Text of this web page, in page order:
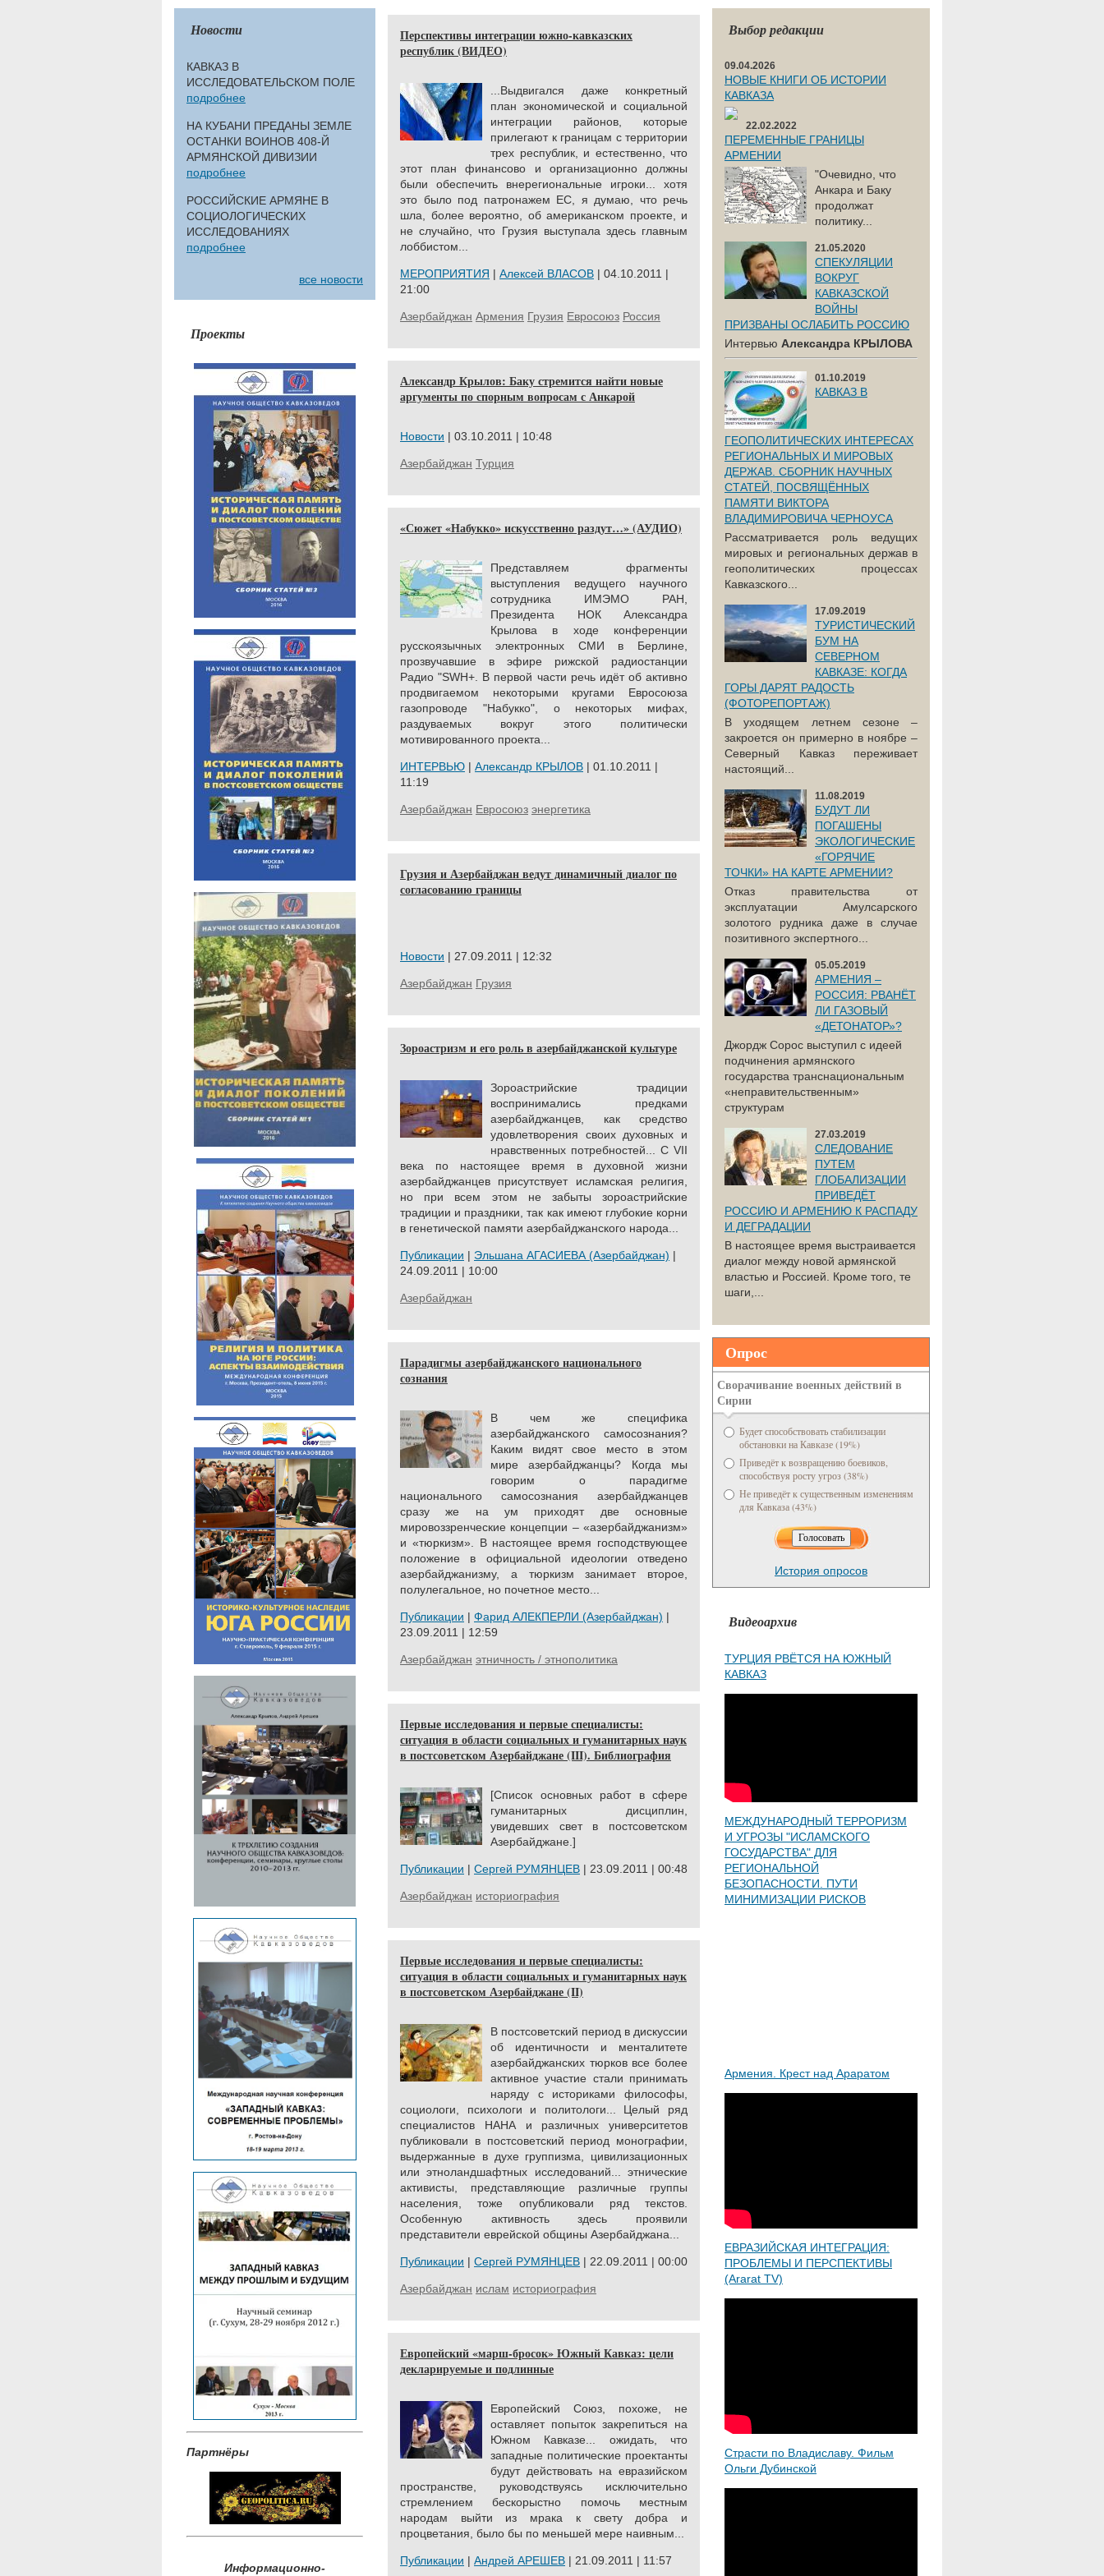
Новости
КАВКАЗ В
ИССЛЕДОВАТЕЛЬСКОМ ПОЛЕ
подробнее
НА КУБАНИ ПРЕДАНЫ ЗЕМЛЕ
ОСТАНКИ ВОИНОВ 408-Й
АРМЯНСКОЙ ДИВИЗИИ
подробнее
РОССИЙСКИЕ АРМЯНЕ В
СОЦИОЛОГИЧЕСКИХ
ИССЛЕДОВАНИЯХ
подробнее
все новости
Проекты
Партнёры
Информационно-
Перспективы интеграции южно-кавказских
республик (ВИДЕО)
...Выдвигался даже конкретный
план экономической и социальной
интеграции районов, которые
прилегают к границам с территории
трех республик, и естественно, что
этот план финансово и организационно должны
были обеспечить внерегиональные игроки... хотя
это было под патронажем ЕС, я думаю, что речь
шла, более вероятно, об американском проекте, и
не случайно, что Грузия выступала здесь главным
лоббистом...
МЕРОПРИЯТИЯ | Алексей ВЛАСОВ | 04.10.2011 |
21:00
Азербайджан Армения Грузия Евросоюз Россия
Александр Крылов: Баку стремится найти новые
аргументы по спорным вопросам с Анкарой
Новости | 03.10.2011 | 10:48
Азербайджан Турция
«Сюжет «Набукко» искусственно раздут…» (АУДИО)
Представляем фрагменты
выступления ведущего научного
сотрудника ИМЭМО РАН,
Президента НОК Александра
Крылова в ходе конференции
русскоязычных электронных СМИ в Берлине,
прозвучавшие в эфире рижской радиостанции
Радио "SWH+. В первой части речь идёт об активно
продвигаемом некоторыми кругами Евросоюза
газопроводе "Набукко", о некоторых мифах,
раздуваемых вокруг этого политически
мотивированного проекта...
ИНТЕРВЬЮ | Александр КРЫЛОВ | 01.10.2011 |
11:19
Азербайджан Евросоюз энергетика
Грузия и Азербайджан ведут динамичный диалог по
согласованию границы
Новости | 27.09.2011 | 12:32
Азербайджан Грузия
Зороастризм и его роль в азербайджанской культуре
Зороастрийские традиции
воспринимались предками
азербайджанцев, как средство
удовлетворения своих духовных и
нравственных потребностей... С VII
века по настоящее время в духовной жизни
азербайджанцев присутствует исламская религия,
но при всем этом не забыты зороастрийские
традиции и праздники, так как имеют глубокие корни
в генетической памяти азербайджанского народа...
Публикации | Эльшана АГАСИЕВА (Азербайджан) |
24.09.2011 | 10:00
Азербайджан
Парадигмы азербайджанского национального
сознания
В чем же специфика
азербайджанского самосознания?
Каким видят свое место в этом
мире азербайджанцы? Когда мы
говорим о парадигме
национального самосознания азербайджанцев
сразу же на ум приходят две основные
мировоззренческие концепции – «азербайджанизм»
и «тюркизм». В настоящее время господствующее
положение в официальной идеологии отведено
азербайджанизму, а тюркизм занимает второе,
полулегальное, но почетное место...
Публикации | Фарид АЛЕКПЕРЛИ (Азербайджан) |
23.09.2011 | 12:59
Азербайджан этничность / этнополитика
Первые исследования и первые специалисты:
ситуация в области социальных и гуманитарных наук
в постсоветском Азербайджане (III). Библиография
[Список основных работ в сфере
гуманитарных дисциплин,
увидевших свет в постсоветском
Азербайджане.]
Публикации | Сергей РУМЯНЦЕВ | 23.09.2011 | 00:48
Азербайджан историография
Первые исследования и первые специалисты:
ситуация в области социальных и гуманитарных наук
в постсоветском Азербайджане (II)
В постсоветский период в дискуссии
об идентичности и менталитете
азербайджанских тюрков все более
активное участие стали принимать
наряду с историками философы,
социологи, психологи и политологи... Целый ряд
специалистов НАНА и различных университетов
публиковали в постсоветский период монографии,
выдержанные в духе группизма, цивилизационных
или этноландшафтных исследований... этнические
активисты, представляющие различные группы
населения, тоже опубликовали ряд текстов.
Особенную активность здесь проявили
представители еврейской общины Азербайджана...
Публикации | Сергей РУМЯНЦЕВ | 22.09.2011 | 00:00
Азербайджан ислам историография
Европейский «марш-бросок» Южный Кавказ: цели
декларируемые и подлинные
Европейский Союз, похоже, не
оставляет попыток закрепиться на
Южном Кавказе... ожидать, что
западные политические проектанты
будут действовать на евразийском
пространстве, руководствуясь исключительно
стремлением бескорыстно помочь местным
народам выйти из мрака к свету добра и
процветания, было бы по меньшей мере наивным...
Публикации | Андрей АРЕШЕВ | 21.09.2011 | 11:57
Выбор редакции
09.04.2026
НОВЫЕ КНИГИ ОБ ИСТОРИИ
КАВКАЗА
22.02.2022
ПЕРЕМЕННЫЕ ГРАНИЦЫ
АРМЕНИИ
"Очевидно, что
Анкара и Баку
продолжат
политику...
21.05.2020
СПЕКУЛЯЦИИ
ВОКРУГ
КАВКАЗСКОЙ
ВОЙНЫ
ПРИЗВАНЫ ОСЛАБИТЬ РОССИЮ
Интервью Александра КРЫЛОВА
01.10.2019
КАВКАЗ В
ГЕОПОЛИТИЧЕСКИХ ИНТЕРЕСАХ
РЕГИОНАЛЬНЫХ И МИРОВЫХ
ДЕРЖАВ. СБОРНИК НАУЧНЫХ
СТАТЕЙ, ПОСВЯЩЁННЫХ
ПАМЯТИ ВИКТОРА
ВЛАДИМИРОВИЧА ЧЕРНОУСА
Рассматривается роль ведущих
мировых и региональных держав в
геополитических процессах
Кавказского...
17.09.2019
ТУРИСТИЧЕСКИЙ
БУМ НА
СЕВЕРНОМ
КАВКАЗЕ: КОГДА
ГОРЫ ДАРЯТ РАДОСТЬ
(ФОТОРЕПОРТАЖ)
В уходящем летнем сезоне –
закроется он примерно в ноябре –
Северный Кавказ переживает
настоящий...
11.08.2019
БУДУТ ЛИ
ПОГАШЕНЫ
ЭКОЛОГИЧЕСКИЕ
«ГОРЯЧИЕ
ТОЧКИ» НА КАРТЕ АРМЕНИИ?
Отказ правительства от
эксплуатации Амулсарского
золотого рудника даже в случае
позитивного экспертного...
05.05.2019
АРМЕНИЯ –
РОССИЯ: РВАНЁТ
ЛИ ГАЗОВЫЙ
«ДЕТОНАТОР»?
Джордж Сорос выступил с идеей
подчинения армянского
государства транснациональным
«неправительственным»
структурам
27.03.2019
СЛЕДОВАНИЕ
ПУТЕМ
ГЛОБАЛИЗАЦИИ
ПРИВЕДЁТ
РОССИЮ И АРМЕНИЮ К РАСПАДУ
И ДЕГРАДАЦИИ
В настоящее время выстраивается
диалог между новой армянской
властью и Россией. Кроме того, те
шаги,...
Опрос
Сворачивание военных действий в
Сирии
Будет способствовать стабилизации
обстановки на Кавказе (19%)
Приведёт к возвращению боевиков,
способствуя росту угроз (38%)
Не приведёт к существенным изменениям
для Кавказа (43%)
История опросов
Видеоархив
ТУРЦИЯ РВЁТСЯ НА ЮЖНЫЙ
КАВКАЗ
МЕЖДУНАРОДНЫЙ ТЕРРОРИЗМ
И УГРОЗЫ "ИСЛАМСКОГО
ГОСУДАРСТВА" ДЛЯ
РЕГИОНАЛЬНОЙ
БЕЗОПАСНОСТИ. ПУТИ
МИНИМИЗАЦИИ РИСКОВ
Армения. Крест над Араратом
ЕВРАЗИЙСКАЯ ИНТЕГРАЦИЯ:
ПРОБЛЕМЫ И ПЕРСПЕКТИВЫ
(Ararat TV)
Страсти по Владиславу. Фильм
Ольги Дубинской